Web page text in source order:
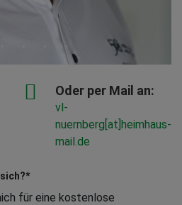
Oder per Mail an:
vl-
nuernberg[at]heimhaus-
mail.de
*